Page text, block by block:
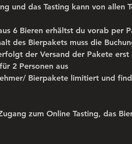
und das Tasting kann von allen
6 Bieren erhältst du vorab per
des Bierpakets muss die
der Versand der Pakete erst
2 Personen aus
Bierpakete limitiert und
zum Online Tasting, das